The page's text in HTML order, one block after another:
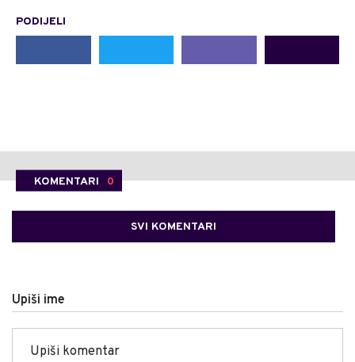
PODIJELI
KOMENTARI 0
SVI KOMENTARI
Upiši ime